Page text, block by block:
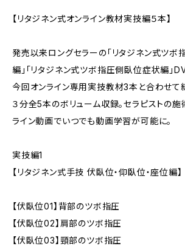
【リタジネン式オンライン教材実技編５本】
発売以来ロングセラーの「リタジネン式ツ
編」「リタジネン式ツボ指圧側臥位症状編」
今回オンライン専用実技教材3本と合わせて
３分全5本のボリューム収録。セラピストの施
ライン動画でいつでも動画学習が可能に。
実技編1
【リタジネン式手技 伏臥位・仰臥位・座位編】
【伏臥位01】背部のツボ指圧
【伏臥位02】肩部のツボ指圧
【伏臥位03】頸部のツボ指圧